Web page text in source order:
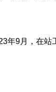
年9月，在站